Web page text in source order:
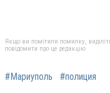
Якщо ви помітили помилку,
повідомити про це редакцію
#Мариуполь #полиция